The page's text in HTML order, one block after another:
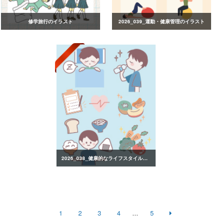
修学旅行のイラスト 2026_039_運動・健康管理のイラスト
2026_038_健康的なライフスタイルのイラスト
1 2 3 4 ... 5